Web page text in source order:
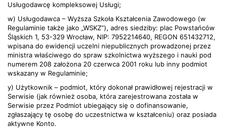
Usługodawcę kompleksowej Usługi;
w) Usługodawca – Wyższa Szkoła Kształcenia Zawodowego (w
Regulaminie także jako „WSKZ”), adres siedziby: plac Powstańców
Śląskich 1, 53-329 Wrocław, NIP: 7952214640, REGON 651432712,
wpisana do ewidencji uczelni niepublicznych prowadzonej przez
ministra właściwego do spraw szkolnictwa wyższego i nauki pod
numerem 208 założona 20 czerwca 2001 roku lub inny podmiot
wskazany w Regulaminie;
y) Użytkownik – podmiot, który dokonał prawidłowej rejestracji w
Serwisie (jak również osoba, która zarejestrowana została w
Serwisie przez Podmiot ubiegający się o dofinansowanie,
zgłaszający tę osobę do uczestnictwa w kształceniu) oraz posiada
aktywne Konto.